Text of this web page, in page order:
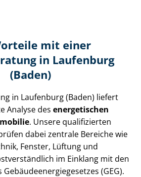
mit einer
in Laufenburg
(Baden)
in Laufenburg (Baden) liefert
Analyse des energetischen
. Unsere qualifizierten
dabei zentrale Bereiche wie
Fenster, Lüftung und
im Einklang mit den
(GEG).